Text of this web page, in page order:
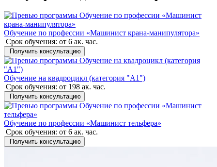
Обучение по профессии «Машинист крана-манипулятора»
Срок обучения: от 6 ак. час.
Получить консультацию
Обучение на квадроцикл (категория "A1")
Срок обучения: от 198 ак. час.
Получить консультацию
Обучение по профессии «Машинист тельфера»
Срок обучения: от 6 ак. час.
Получить консультацию